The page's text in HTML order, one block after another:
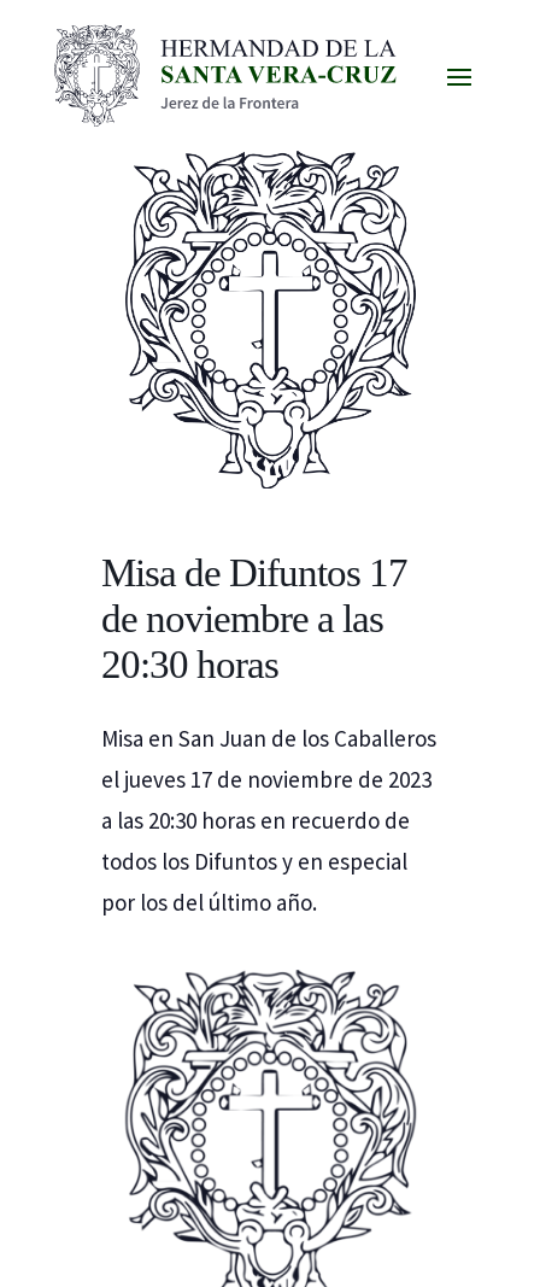
Misa de Difuntos 17
de noviembre a las
20:30 horas
Misa en San Juan de los Caballeros
el jueves 17 de noviembre de 2023
a las 20:30 horas en recuerdo de
todos los Difuntos y en especial
por los del último año.